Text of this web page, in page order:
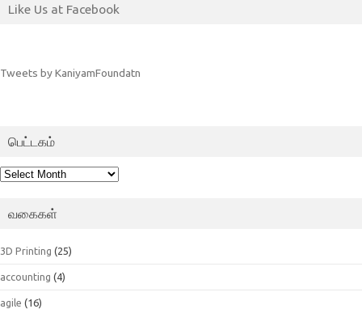
Like Us at Facebook
Tweets by KaniyamFoundatn
பெட்டகம்
பெட்டகம்
வகைகள்
3D Printing (25)
accounting (4)
agile (16)